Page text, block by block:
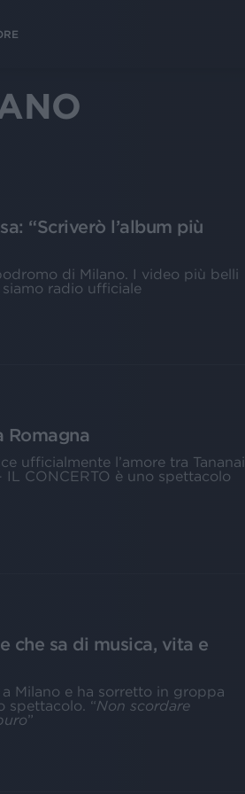
“Scriverò l’album più
di Milano. I video più belli
radio ufficiale
Romagna
ufficialmente l’amore tra Tananai
CONCERTO è uno spettacolo
che sa di musica, vita e
Milano e ha sorretto in groppa
spettacolo. “Non scordare
”